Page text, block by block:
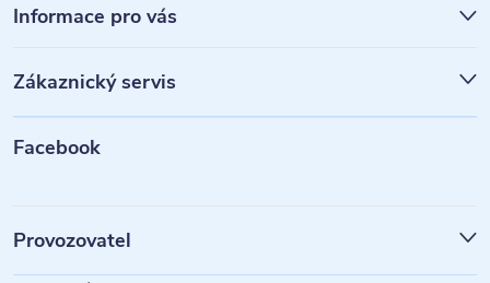
á
p
a
Informace pro vás
Zákaznický servis
Facebook
Provozovatel